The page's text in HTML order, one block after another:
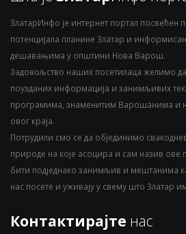
ЗлатарИнфо је интернет портал посвећен
потенцијала планине Златар и
дешавањима у општини Нова Варош.
Задовољство наших посетилаца желимо
поузданих информација и занимљивих
програмима, знаменитим Варошанима и
овог краја.
Потрудили смо се да објединимо
природе на које асоцира и сам назив ове
бити подједнако занимљив и мештанима
нас посете и уживају у свему што Златар
Контактирајте нас